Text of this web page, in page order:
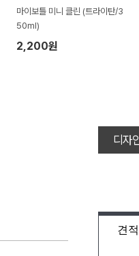
마이보틀 미니 클린 (트라이탄/3
50ml)
2,200원
디자
견